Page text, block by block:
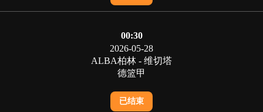
00:30
2026-05-28
ALBA柏林 - 维切塔
德篮甲
已结束